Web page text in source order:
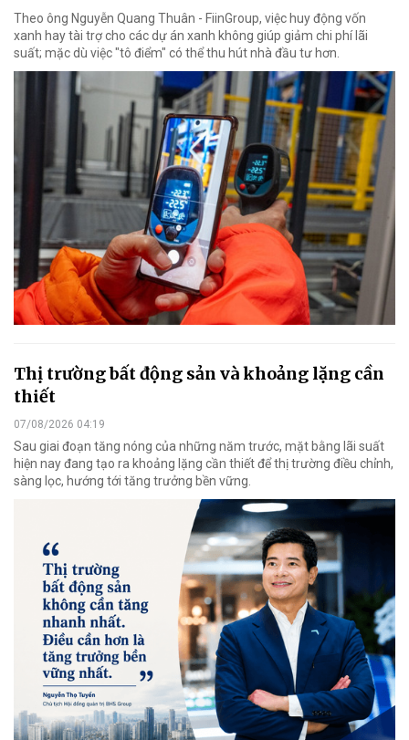
Theo ông Nguyễn Quang Thuân - FiinGroup, việc huy động vốn
xanh hay tài trợ cho các dự án xanh không giúp giảm chi phí lãi
suất; mặc dù việc "tô điểm" có thể thu hút nhà đầu tư hơn.
Thị trường bất động sản và khoảng lặng cần
thiết
07/08/2026 04:19
Sau giai đoạn tăng nóng của những năm trước, mặt bằng lãi suất
hiện nay đang tạo ra khoảng lặng cần thiết để thị trường điều chỉnh,
sàng lọc, hướng tới tăng trưởng bền vững.